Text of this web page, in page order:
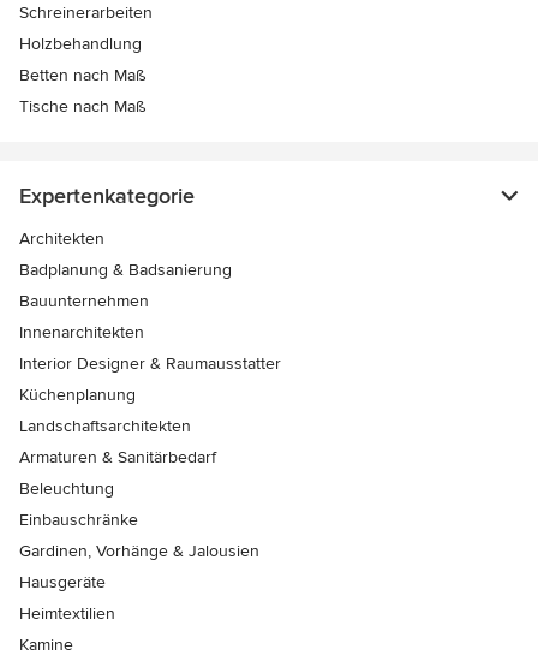
Schreinerarbeiten
Holzbehandlung
Betten nach Maß
Tische nach Maß
Expertenkategorie
Architekten
Badplanung & Badsanierung
Bauunternehmen
Innenarchitekten
Interior Designer & Raumausstatter
Küchenplanung
Landschaftsarchitekten
Armaturen & Sanitärbedarf
Beleuchtung
Einbauschränke
Gardinen, Vorhänge & Jalousien
Hausgeräte
Heimtextilien
Kamine